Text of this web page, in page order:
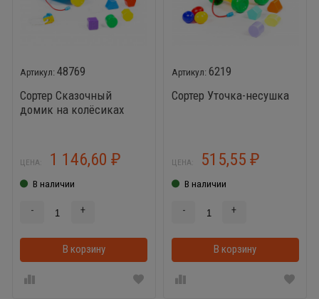
48769
Сортер Сказочный
домик на колёсиках
ЦЕНА: 1 146,60 ₽
В наличии
- +
В корзину
6219
Сортер Уточка-несушка
ЦЕНА: 515,55₽
В наличии
- +
В корзину